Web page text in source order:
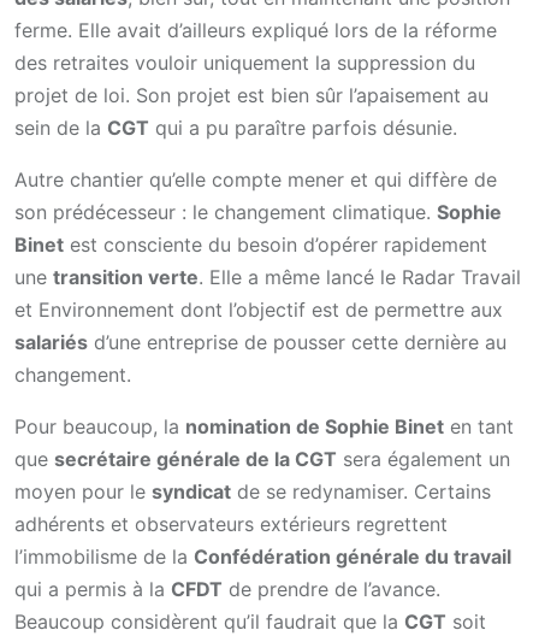
ferme. Elle avait d’ailleurs expliqué lors de la réforme
des retraites vouloir uniquement la suppression du
projet de loi. Son projet est bien sûr l’apaisement au
sein de la CGT qui a pu paraître parfois désunie.
Autre chantier qu’elle compte mener et qui diffère de
son prédécesseur : le changement climatique. Sophie
Binet est consciente du besoin d’opérer rapidement
une transition verte. Elle a même lancé le Radar Travail
et Environnement dont l’objectif est de permettre aux
salariés d’une entreprise de pousser cette dernière au
changement.
Pour beaucoup, la nomination de Sophie Binet en tant
que secrétaire générale de la CGT sera également un
moyen pour le syndicat de se redynamiser. Certains
adhérents et observateurs extérieurs regrettent
l’immobilisme de la Confédération générale du travail
qui a permis à la CFDT de prendre de l’avance.
Beaucoup considèrent qu’il faudrait que la CGT soit